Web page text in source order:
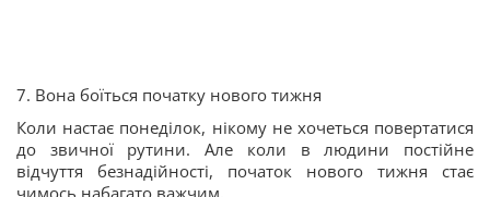
7. Вона боїться початку нового тижня
Коли настає понеділок, нікому не хочеться повертатися
до звичної рутини. Але коли в людини постійне
відчуття безнадійності, початок нового тижня стає
чимось набагато важчим.